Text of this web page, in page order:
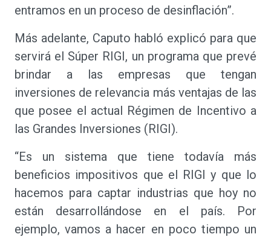
entramos en un proceso de desinflación”.
Más adelante, Caputo habló explicó para que
servirá el Súper RIGI, un programa que prevé
brindar a las empresas que tengan
inversiones de relevancia más ventajas de las
que posee el actual Régimen de Incentivo a
las Grandes Inversiones (RIGI).
“Es un sistema que tiene todavía más
beneficios impositivos que el RIGI y que lo
hacemos para captar industrias que hoy no
están desarrollándose en el país. Por
ejemplo, vamos a hacer en poco tiempo un